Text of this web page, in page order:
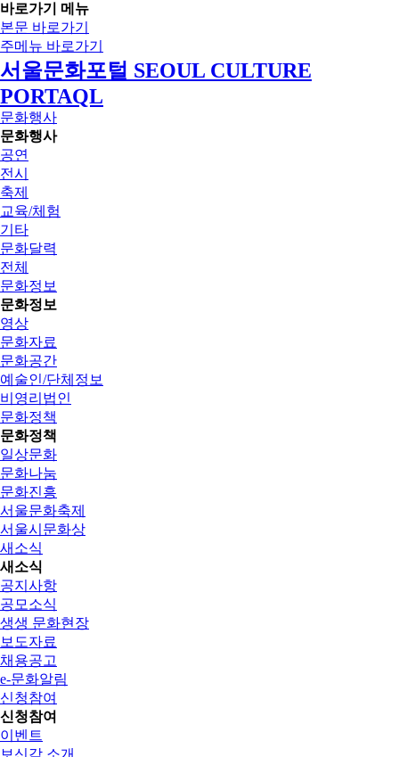
바로가기 메뉴
본문 바로가기
주메뉴 바로가기
서울문화포털 SEOUL CULTURE
PORTAQL
문화행사
문화행사
공연
전시
축제
교육/체험
기타
문화달력
전체
문화정보
문화정보
영상
문화자료
문화공간
예술인/단체정보
비영리법인
문화정책
문화정책
일상문화
문화나눔
문화진흥
서울문화축제
서울시문화상
새소식
새소식
공지사항
공모소식
생생 문화현장
보도자료
채용공고
e-문화알림
신청참여
신청참여
이벤트
보신각 소개